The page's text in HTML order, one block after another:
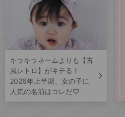
キラキラネームよりも【古
風レトロ】がキテる！
2026年上半期、女の子に
人気の名前はコレだ♡